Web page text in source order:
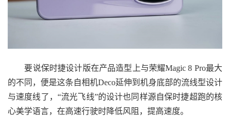
要说保时捷设计版在产品造型上与荣耀Magic 8 Pro最大
的不同，便是这条自相机Deco延伸到机身底部的流线型设计
与速度线了，“流光飞线”的设计也同样源自保时捷超跑的核
心美学语言，在高速行驶时降低风阻，提高速度。